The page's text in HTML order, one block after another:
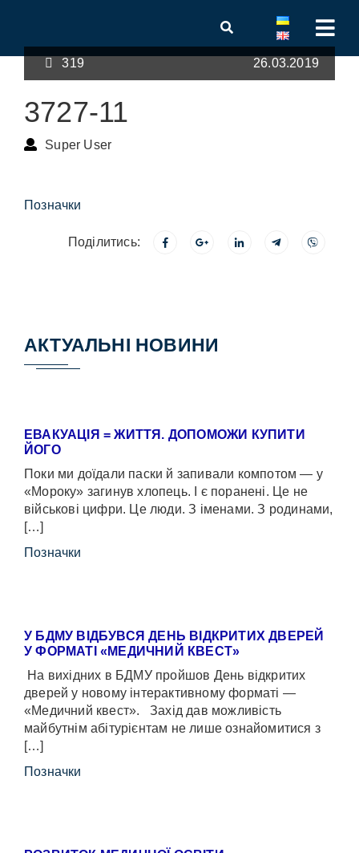
319 26.03.2019
3727-11
Super User
Позначки
Поділитись:
АКТУАЛЬНІ НОВИНИ
ЕВАКУАЦІЯ = ЖИТТЯ. ДОПОМОЖИ КУПИТИ
ЙОГО
Поки ми доїдали паски й запивали компотом — у
«Мороку» загинув хлопець. І є поранені. Це не
військові цифри. Це люди. З іменами. З родинами,
[…]
Позначки
У БДМУ ВІДБУВСЯ ДЕНЬ ВІДКРИТИХ ДВЕРЕЙ
У ФОРМАТІ «МЕДИЧНИЙ КВЕСТ»
На вихідних в БДМУ пройшов День відкритих
дверей у новому інтерактивному форматі —
«Медичний квест». Захід дав можливість
майбутнім абітурієнтам не лише ознайомитися з
[…]
Позначки